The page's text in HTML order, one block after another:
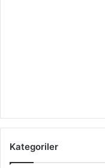
Kategoriler